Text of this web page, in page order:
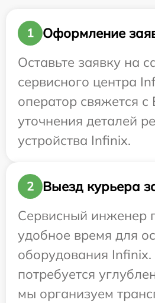
1
Оформление
Оставьте заявку на
сервисного центра
оператор свяжется
уточнения деталей
устройства Infinix.
2
Выезд курьера
Сервисный инженер
удобное время для
оборудования Infinix.
потребуется
мы организуем